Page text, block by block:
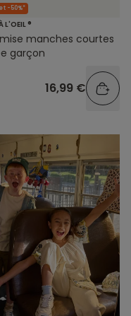
-50%*
L'OEIL ®
manches courtes
garçon
16,99 €